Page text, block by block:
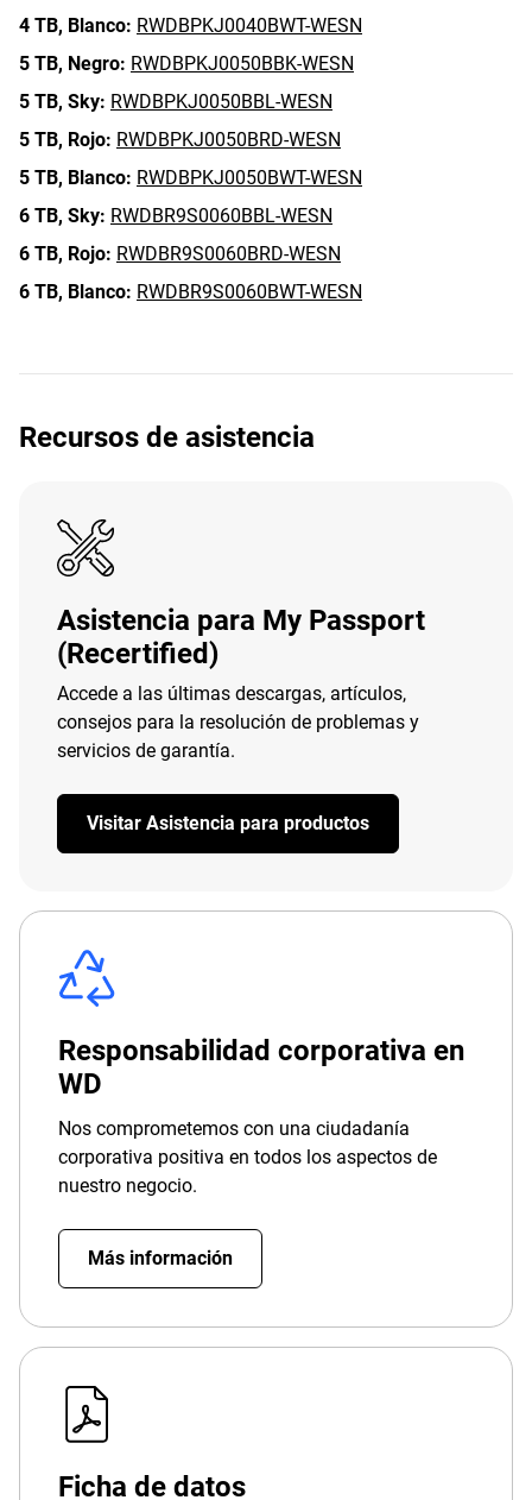
4 TB, Blanco: RWDBPKJ0040BWT-WESN
5 TB, Negro: RWDBPKJ0050BBK-WESN
5 TB, Sky: RWDBPKJ0050BBL-WESN
5 TB, Rojo: RWDBPKJ0050BRD-WESN
5 TB, Blanco: RWDBPKJ0050BWT-WESN
6 TB, Sky: RWDBR9S0060BBL-WESN
6 TB, Rojo: RWDBR9S0060BRD-WESN
6 TB, Blanco: RWDBR9S0060BWT-WESN
Recursos de asistencia
Asistencia para My Passport
(Recertified)
Accede a las últimas descargas, artículos,
consejos para la resolución de problemas y
servicios de garantía.
Visitar Asistencia para productos
Responsabilidad corporativa en
WD
Nos comprometemos con una ciudadanía
corporativa positiva en todos los aspectos de
nuestro negocio.
Más información
Ficha de datos